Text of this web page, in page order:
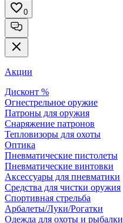
0
Акции
Дисконт %
Огнестрельное оружие
Патроны для оружия
Снаряжение патронов
Тепловизоры для охоты
Оптика
Пневматические пистолеты
Пневматические винтовки
Аксессуары для пневматики
Средства для чистки оружия
Спортивная стрельба
Арбалеты/Луки/Рогатки
Одежда для охоты и рыбалки